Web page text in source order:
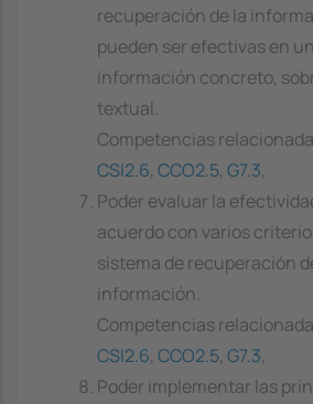
recuperación de la
pueden ser efectivas en
información concreto,
textual.
Competencias
CSI2.6, CCO2.5, G7.3,
Poder evaluar la
acuerdo con varios
sistema de recuperación
información.
Competencias
CSI2.6, CCO2.5, G7.3,
Poder implementar las